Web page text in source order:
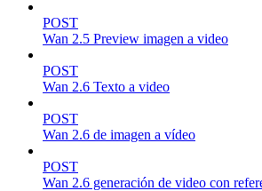
POST
Wan 2.5 Preview imagen a video
POST
Wan 2.6 Texto a video
POST
Wan 2.6 de imagen a vídeo
POST
Wan 2.6 generación de video con